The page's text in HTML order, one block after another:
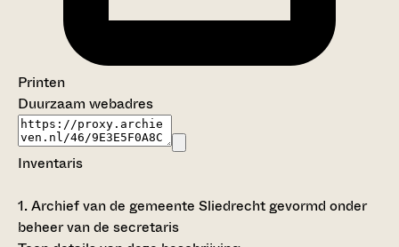
Printen
Duurzaam webadres
Inventaris
1.Archief van de gemeente Sliedrecht gevormd onder
beheer van de secretaris